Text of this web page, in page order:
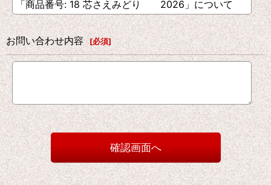
お問い合わせ内容 [必須]
確認画面へ